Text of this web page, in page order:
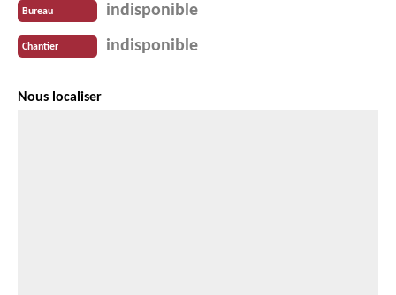
Bureau indisponible
Chantier indisponible
Nous localiser